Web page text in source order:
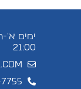
21:00